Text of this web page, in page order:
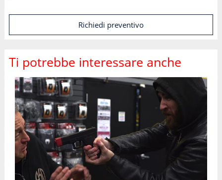
Richiedi preventivo
Ti potrebbe interessare anche